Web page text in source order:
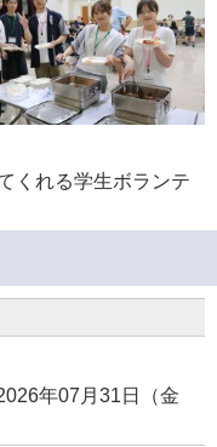
くれる学生ボランテ
年07月31日（金